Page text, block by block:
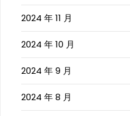
2024 年 11 月
2024 年 10 月
2024 年 9 月
2024 年 8 月